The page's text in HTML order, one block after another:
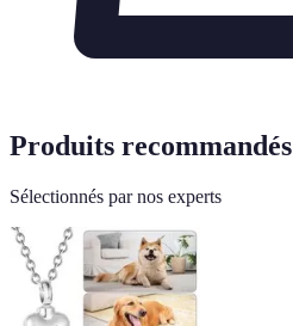
Produits recommandés
Sélectionnés par nos experts